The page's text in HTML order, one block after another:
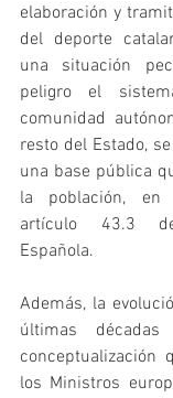
elaboración y
del deporte
una situación
peligro el
comunidad
resto del Estado,
una base pública
la población, en
artículo 43.3
Española.
Además, la
últimas
conceptualización
los Ministros